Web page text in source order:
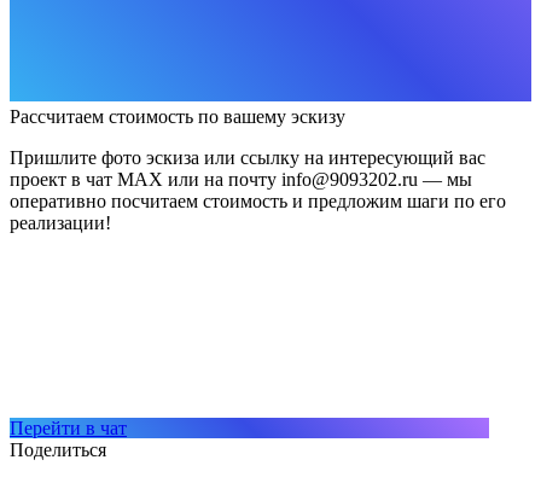
Рассчитаем стоимость по вашему эскизу
Пришлите фото эскиза или ссылку на интересующий вас
проект в чат MAX или на почту info@9093202.ru — мы
оперативно посчитаем стоимость и предложим шаги по его
реализации!
Перейти в чат
Поделиться